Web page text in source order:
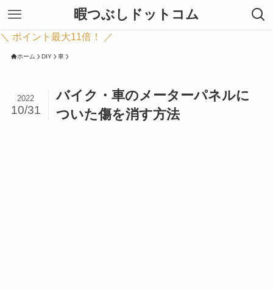
暇つぶしドットコム
＼ ポイント最大11倍！ ／
ホーム DIY 車
バイク・車のメーターパネルに
ついた傷を消す方法
2022
10/31